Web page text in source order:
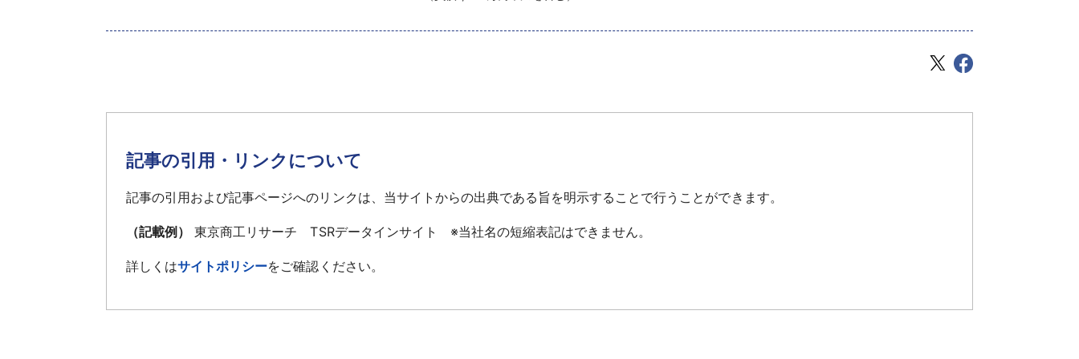
記事の引用・リンクについて
記事の引用および記事ページへのリンクは、当サイトからの出典である旨を明示することで行うことができます。
（記載例） 東京商工リサーチ TSRデータインサイト ※当社名の短縮表記はできません。
詳しくはサイトポリシーをご確認ください。